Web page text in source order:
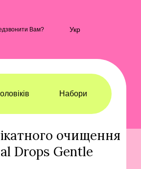
Вам? Укр
Набори
очищення
Drops Gentle